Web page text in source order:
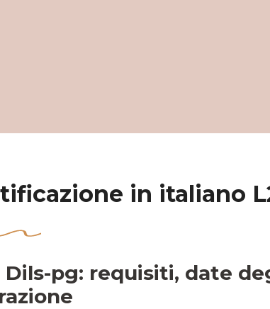
in italiano
pg: requisiti, date